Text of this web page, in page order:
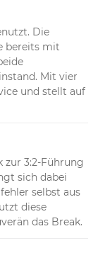
Die
bereits mit
Mit vier
und stellt auf
zur 3:2-Führung
sich dabei
selbst aus
diese
das Break.